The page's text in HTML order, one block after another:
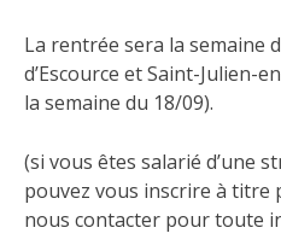
La rentrée sera la semaine
d’Escource et Saint-Julien-
la semaine du 18/09).
(si vous êtes salarié d’une
pouvez vous inscrire à titre
nous contacter pour toute